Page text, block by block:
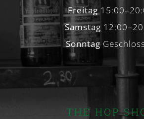
Freitag
Samstag
Sonntag
THE HOP